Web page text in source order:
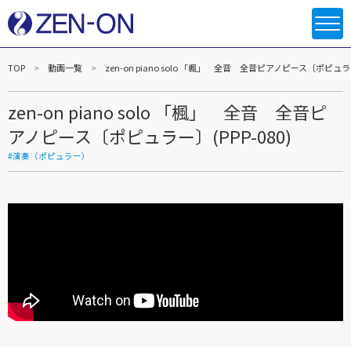
TOP 動画一覧 zen-on piano solo 「楓」 全音 全音ピアノピース〔ポピュラ
zen-on piano solo 「楓」 全音 全音ピ
アノピース〔ポピュラー〕(PPP-080)
#演奏（ポピュラー）